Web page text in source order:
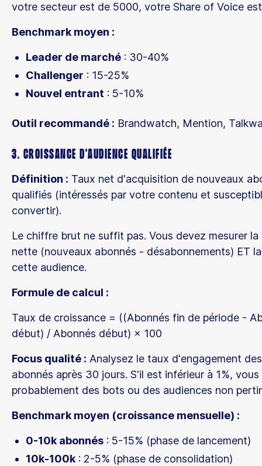
votre secteur est de 5000, votre Share of Voice
Benchmark moyen :
Leader de marché : 30-40%
Challenger : 15-25%
Nouvel entrant : 5-10%
Outil recommandé : Brandwatch, Mention,
3. Croissance d'audience qualifiée
Définition : Taux net d'acquisition de nouveaux
qualifiés (intéressés par votre contenu et
convertir).
Le chiffre brut ne suffit pas. Vous devez mesurer la
nette (nouveaux abonnés - désabonnements) ET
cette audience.
Formule de calcul :
Taux de croissance = ((Abonnés fin de période -
début) / Abonnés début) × 100
Focus qualité : Analysez le taux d'engagement
abonnés après 30 jours. S'il est inférieur à 1%,
probablement des bots ou des audiences non
Benchmark moyen (croissance mensuelle) :
0-10k abonnés : 5-15% (phase de lancement)
10k-100k: 2-5% (phase de consolidation)